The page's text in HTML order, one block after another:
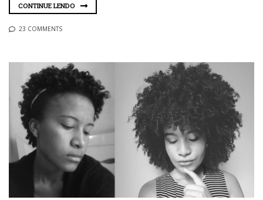
CONTINUE LENDO
23 COMMENTS